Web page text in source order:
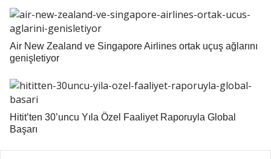
Air New Zealand ve Singapore Airlines ortak uçuş ağlarını
genişletiyor
Hitit’ten 30’uncu Yıla Özel Faaliyet Raporuyla Global
Başarı